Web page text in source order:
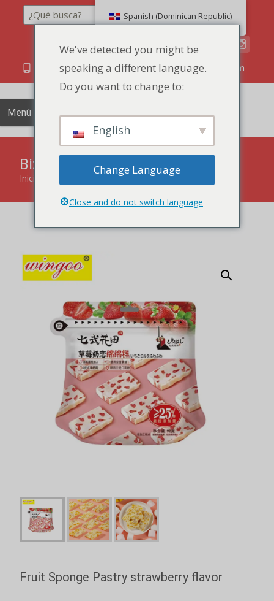
Buscar en
86 134 170 266 43 YettaDon@outlook.com
Menú
Bizcocho de frutas sabor fresa
Inicio Bizcocho de frutas sabor fresa
Fruit Sponge Pastry strawberry flavor
Spanish (Dominican Republic)
We've detected you might be
speaking a different language.
Do you want to change to:
English
Change Language
Close and do not switch language